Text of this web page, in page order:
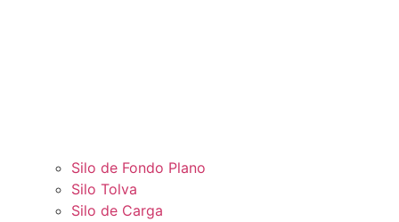
Silo de Fondo Plano
Silo Tolva
Silo de Carga